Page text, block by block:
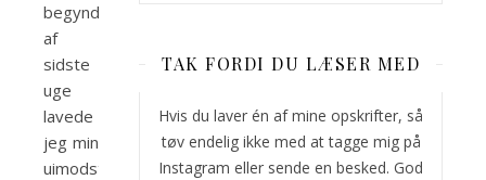
begyndelsen
af
sidste
uge
lavede
jeg min
uimodståelige
TAK FORDI DU LÆSER MED
Hvis du laver én af mine opskrifter, så
tøv endelig ikke med at tagge mig på
Instagram eller sende en besked. God